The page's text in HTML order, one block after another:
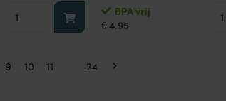
Vershouddoos
aantal
BPA vrij
€ 4.95
9 10 11 24